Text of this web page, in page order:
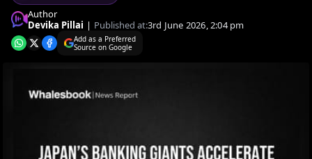
Author
Devika Pillai | Published at:3rd June 2026, 2:04 pm
Add as a Preferred
Source on Google